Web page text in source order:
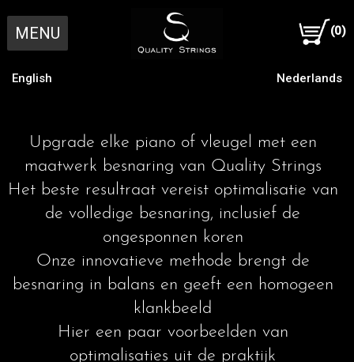
MENU
Individuele Snaren
Bestel bassnaren online
Bestel bassnaren per post
Oude bassnaren opsturen
Complete (Bas) Besnaring
1 Bas Mal Maken
2 Gegevens Instrument
Werkwijze
Beter Berekenen
O & O
(0)
English Nederlands
Upgrade elke piano of vleugel met een
maatwerk besnaring van Quality Strings
Het beste resultraat vereist optimalisatie van
de volledige besnaring, inclusief de
ongesponnen koren
Onze innovatieve methode brengt de
besnaring in balans en geeft een homogeen
klankbeeld
Hier een paar voorbeelden van
optimalisaties uit de praktijk